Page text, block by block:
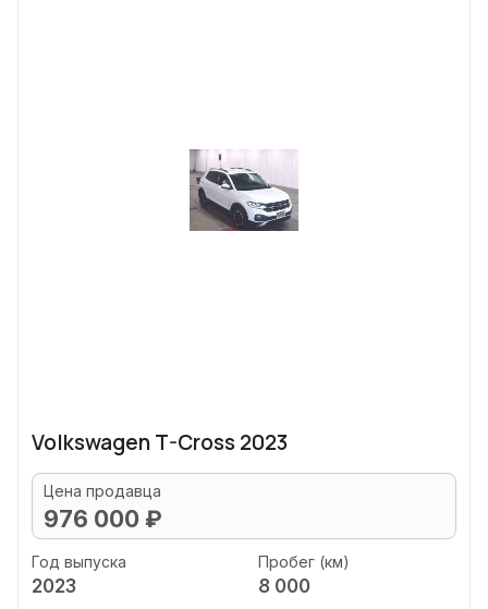
Volkswagen T-Cross 2023
Цена продавца
976 000 ₽
Год выпуска
2023
Пробег (км)
8 000